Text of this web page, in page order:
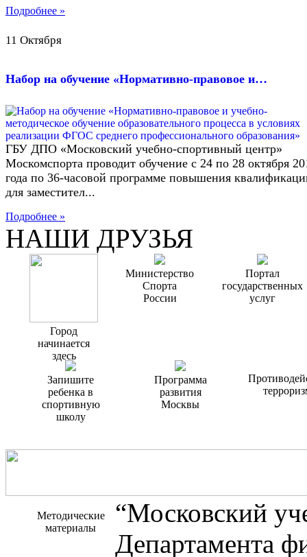
Подробнее »
11 Октября
Набор на обучение «Нормативно-правовое и…
ГБУ ДПО «Московский учебно-спортивный центр»
Москомспорта проводит обучение с 24 по 28 октября
года по 36-часовой программе повышения
для заместител...
Подробнее »
НАШИ ДРУЗЬЯ
Город
начинается
здесь
Министерство
Спорта
России
Портал
государственных
услуг
Запишите
ребенка в
спортивную
школу
Программа
развития
Москвы
Методические
материалы
“Московский
Департамента